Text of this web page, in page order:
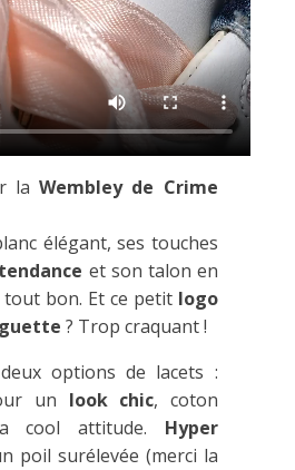
la Wembley de Crime
élégant, ses touches
tendance et son talon en
bon. Et ce petit logo
? Trop craquant !
options de lacets :
un look chic, coton
cool attitude. Hyper
poil surélevée (merci la